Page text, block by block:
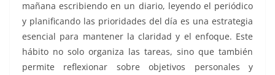
mañana escribiendo en un diario, leyendo el periódico
y planificando las prioridades del día es una estrategia
esencial para mantener la claridad y el enfoque. Este
hábito no solo organiza las tareas, sino que también
permite reflexionar sobre objetivos personales y